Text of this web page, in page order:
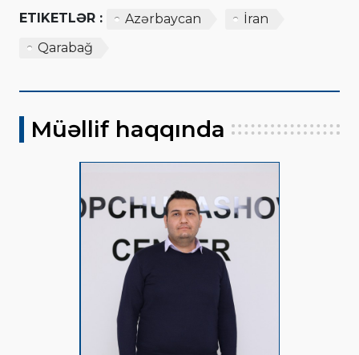
ETIKETLƏR : Azərbaycan
İran
Qarabağ
Müəllif haqqında